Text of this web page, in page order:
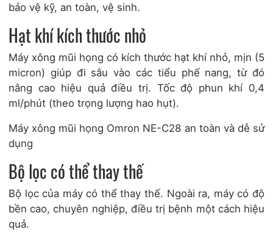
bảo vệ kỹ, an toàn, vệ sinh.
Hạt khí kích thước nhỏ
Máy xông mũi họng có kích thước hạt khí nhỏ, mịn (5
micron) giúp đi sâu vào các tiểu phế nang, từ đó
nâng cao hiệu quả điều trị. Tốc độ phun khí 0,4
ml/phút (theo trọng lượng hao hụt).
Máy xông mũi họng Omron NE-C28 an toàn và dễ sử
dụng
Bộ lọc có thể thay thế
Bộ lọc của máy có thể thay thế. Ngoài ra, máy có độ
bền cao, chuyên nghiệp, điều trị bệnh một cách hiệu
quả.